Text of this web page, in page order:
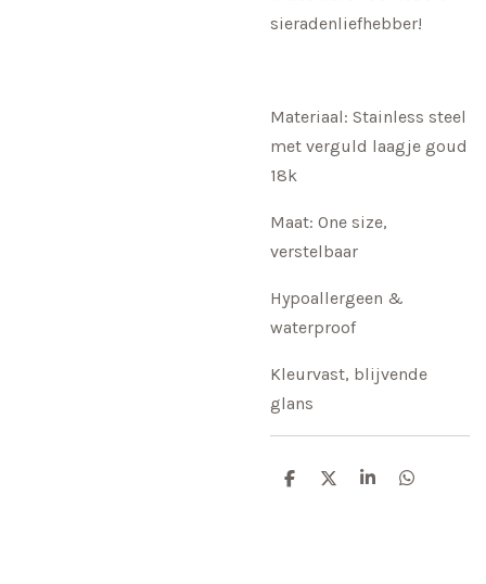
sieradenliefhebber!
Materiaal: Stainless steel
met verguld laagje goud
18k
Maat: One size,
verstelbaar
Hypoallergeen &
waterproof
Kleurvast, blijvende
glans
D
D
S
D